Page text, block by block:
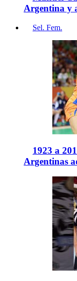
Argentina y
Sel. Fem.
1923 a
Argentinas